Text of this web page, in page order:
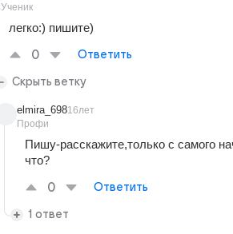
Ученик
легко:) пишите)
0 Ответить
Скрыть ветку
elmira_698
Профи
16лет
Пишу-расскажите,только с самого
что?
0 Ответить
1 ответ